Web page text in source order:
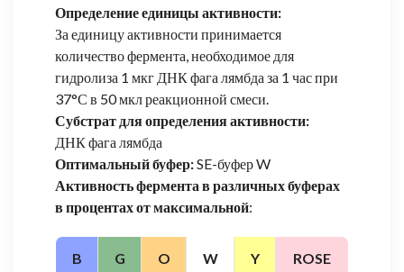
Определение единицы активности:
За единицу активности принимается
количество фермента, необходимое для
гидролиза 1 мкг ДНК фага лямбда за 1 час при
37°С в 50 мкл реакционной смеси.
Субстрат для определения активности:
ДНК фага лямбда
Оптимальный буфер:SE-буфер W
Активность фермента в различных буферах
в процентах от максимальной:
B G O W Y ROSE